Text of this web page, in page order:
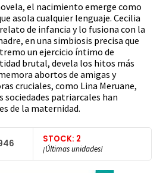
el nacimiento emerge como
asola cualquier lenguaje. Cecilia
de infancia y lo fusiona con la
en una simbiosis precisa que
un ejercicio íntimo de
brutal, devela los hitos más
abortos de amigas y
cruciales, como Lina Meruane,
sociedades patriarcales han
de la maternidad.
STOCK: 2
¡Últimas unidades!